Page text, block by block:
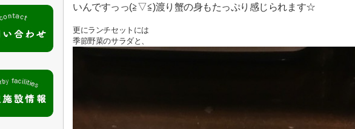
いんですっっ(≧▽≦)渡り蟹の身もたっぷり感じられます☆
更にランチセットには
季節野菜のサラダと、